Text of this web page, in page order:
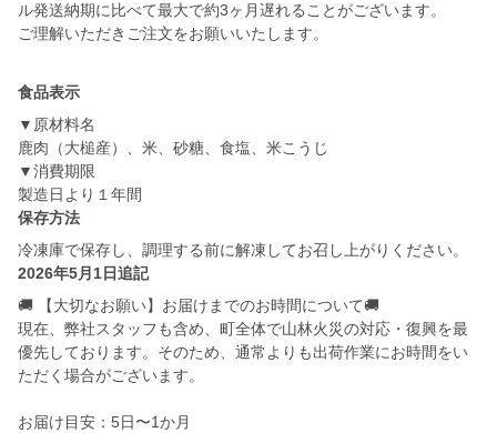
ル発送納期に比べて最大で約3ヶ月遅れることがございます。
ご理解いただきご注文をお願いいたします。
食品表示
▼原材料名
鹿肉（大槌産）、米、砂糖、食塩、米こうじ
▼消費期限
製造日より１年間
保存方法
冷凍庫で保存し、調理する前に解凍してお召し上がりください。
2026年5月1日追記
🚚 【大切なお願い】お届けまでのお時間について🚚
現在、弊社スタッフも含め、町全体で山林火災の対応・復興を最
優先しております。そのため、通常よりも出荷作業にお時間をい
ただく場合がございます。
お届け目安：5日〜1か月